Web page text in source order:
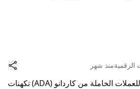
الرقميةمنذ شهر
أثارت تحركات مفاجئة للعملات الخاملة من كاردانو (ADA) تكهنات